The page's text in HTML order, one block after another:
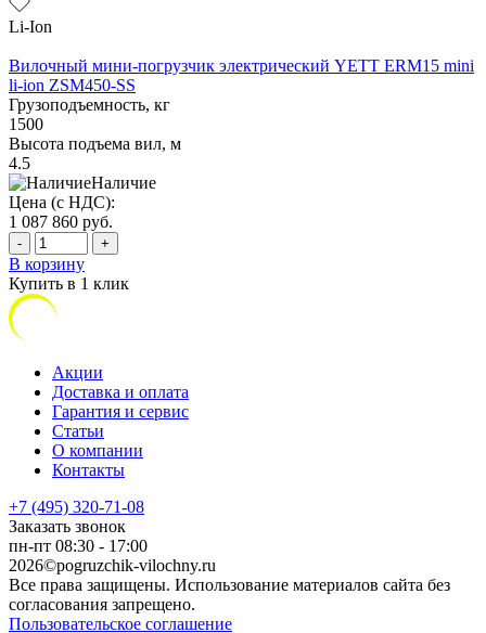
Li-Ion
Вилочный мини-погрузчик электрический YETT ERM15 mini
li-ion ZSM450-SS
Грузоподъемность, кг
1500
Высота подъема вил, м
4.5
Наличие
Цена (с НДС):
1 087 860 руб.
- +
В корзину
Купить в 1 клик
Акции
Доставка и оплата
Гарантия и сервис
Статьи
О компании
Контакты
+7 (495) 320-71-08
Заказать звонок
пн-пт 08:30 - 17:00
2026©pogruzchik-vilochny.ru
Все права защищены. Использование материалов сайта без
согласования запрещено.
Пользовательское соглашение